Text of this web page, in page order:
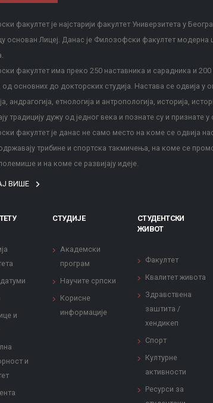
факултет је најстарији факултет Универзитета у
основан Лицеј. Данас је Филозофски факултет
факултет има преко 250 наставника и сарадника и
основних до докторских студија. Настава се одвија у
андрагогија, етнологија и антропологија, историја,
традицију дужу од једног века и познате су и признате у
факултет је данас не само место на коме се одвија
трибине и спортска такмичења, на коме се
и на коме се развијају идеје.
ВИШЕ
и
и
СТУДИЈЕ
Академски
програм
Научите српски
Корисне
информације
СТУДЕНТСКИ
ЖИВОТ
Факултет
Квалитет живота
Здравствена
заштита /
хендикеп
Спорт
Културне
активности
Ресурси за